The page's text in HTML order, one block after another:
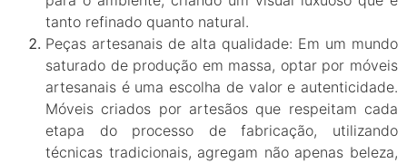
tanto refinado quanto natural.
Peças artesanais de alta qualidade: Em um mundo
saturado de produção em massa, optar por móveis
artesanais é uma escolha de valor e autenticidade.
Móveis criados por artesãos que respeitam cada
etapa do processo de fabricação, utilizando
técnicas tradicionais, agregam não apenas beleza,